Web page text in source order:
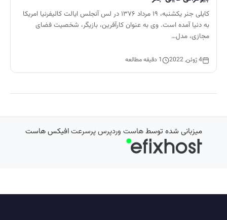
کایلی جنر یکشنبه، ۱۹ مرداد ۱۳۷۶ در لس آنجلس ایالت کالیفرنیا امریکا
به دنیا آمده است. وی به عنوان کارآفرین، بازیگر، شخصیت فضای
مجازی، مدل…
4 ژوئن, 2022 1 دقیقه مطالعه
میزبانی شده توسطهاست وردپرس پرسرعتافیکس هاست